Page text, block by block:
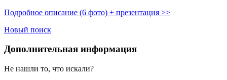
Подробное описание (6 фото) + презентация >>
Новый поиск
Дополнительная информация
Не нашли то, что искали?